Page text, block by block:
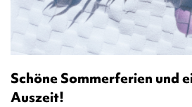
Schöne Sommerferien und
Auszeit!